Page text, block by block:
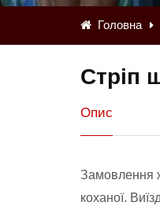
Головна
Стріп
Опис
Замовлення
коханої.